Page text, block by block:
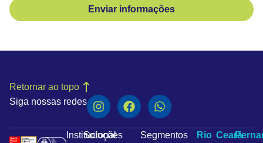
Enviar informações
Siga nossas redes
Retornar ao topo
Institucional
Soluções Segmentos
Rio Ceará